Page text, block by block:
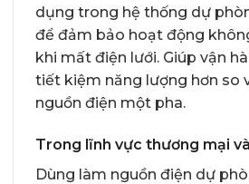
dụng trong hệ thống dự
để đảm bảo hoạt động
khi mất điện lưới. Giúp vận
tiết kiệm năng lượng hơn so
nguồn điện một pha.
Trong lĩnh vực thương mại
Dùng làm nguồn điện dự